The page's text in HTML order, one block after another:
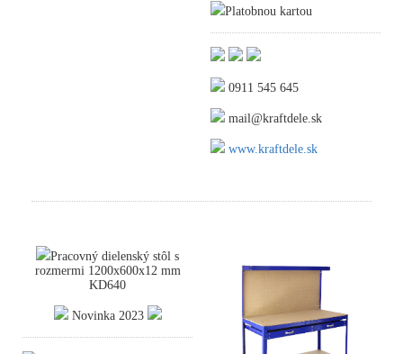
Platobnou kartou
0911 545 645
mail@kraftdele.sk
www.kraftdele.sk
Pracovný dielenský stôl s
rozmermi 1200x600x12 mm
KD640
Novinka 2023